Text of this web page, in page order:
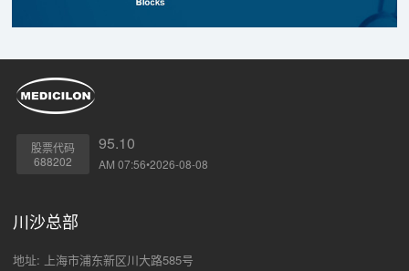
股票代码
688202
95.10
AM 07:56•2026-08-08
川沙总部
地址: 上海市浦东新区川大路585号